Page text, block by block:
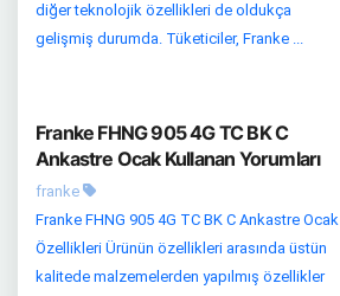
diğer teknolojik özellikleri de oldukça
gelişmiş durumda. Tüketiciler, Franke ...
Franke FHNG 905 4G TC BK C
Ankastre Ocak Kullanan Yorumları
franke
Franke FHNG 905 4G TC BK C Ankastre Ocak
Özellikleri Ürünün özellikleri arasında üstün
kalitede malzemelerden yapılmış özellikler